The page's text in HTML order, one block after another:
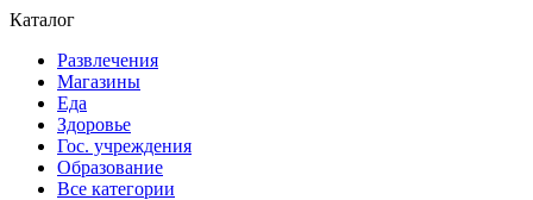
Каталог
Развлечения
Магазины
Еда
Здоровье
Гос. учреждения
Образование
Все категории